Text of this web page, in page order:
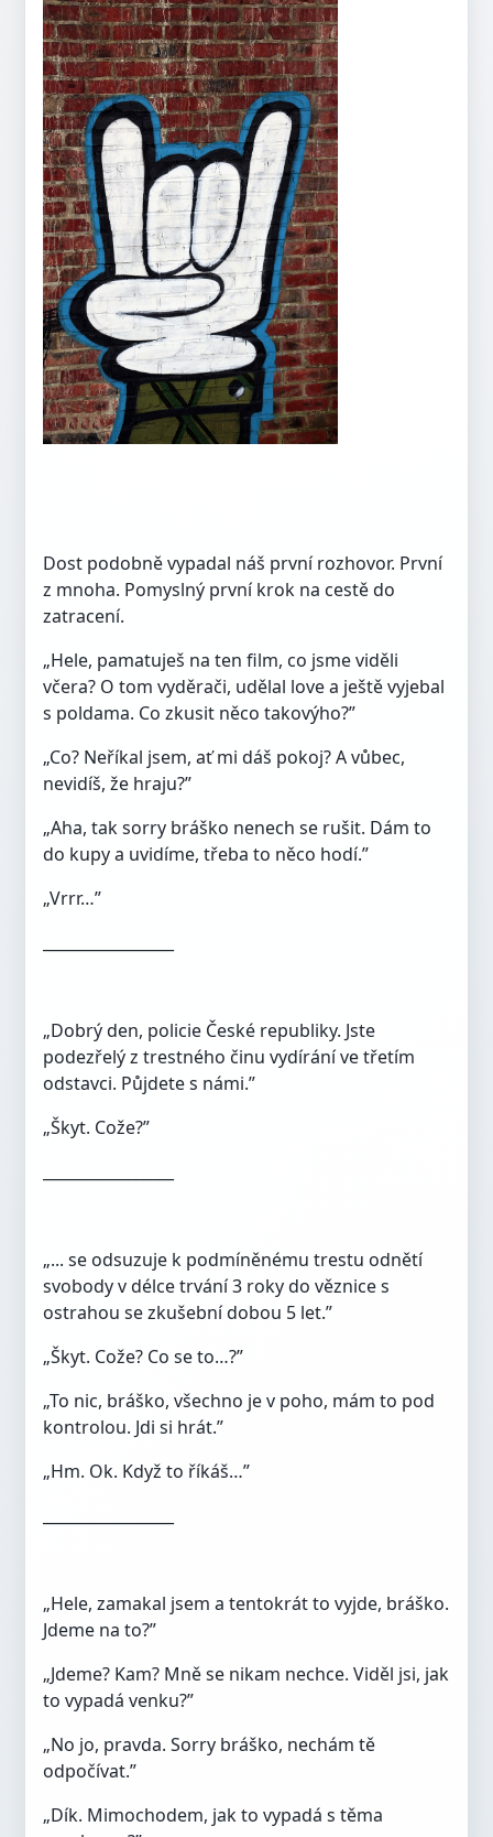
Dost podobně vypadal náš první rozhovor. První
z mnoha. Pomyslný první krok na cestě do
zatracení.
„Hele, pamatuješ na ten film, co jsme viděli
včera? O tom vyděrači, udělal love a ještě vyjebal
s poldama. Co zkusit něco takovýho?”
„Co? Neříkal jsem, ať mi dáš pokoj? A vůbec,
nevidíš, že hraju?”
„Aha, tak sorry bráško nenech se rušit. Dám to
do kupy a uvidíme, třeba to něco hodí.”
„Vrrr…”
„Dobrý den, policie České republiky. Jste
podezřelý z trestného činu vydírání ve třetím
odstavci. Půjdete s námi.”
„Škyt. Cože?”
„... se odsuzuje k podmíněnému trestu odnětí
svobody v délce trvání 3 roky do věznice s
ostrahou se zkušební dobou 5 let.”
„Škyt. Cože? Co se to…?”
„To nic, bráško, všechno je v poho, mám to pod
kontrolou. Jdi si hrát.”
„Hm. Ok. Když to říkáš…”
„Hele, zamakal jsem a tentokrát to vyjde, bráško.
Jdeme na to?”
„Jdeme? Kam? Mně se nikam nechce. Viděl jsi, jak
to vypadá venku?”
„No jo, pravda. Sorry bráško, nechám tě
odpočívat.”
„Dík. Mimochodem, jak to vypadá s těma